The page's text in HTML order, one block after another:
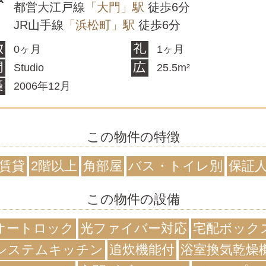
都営大江戸線 「大門」駅 徒歩6分
JR山手線 「浜松町」駅 徒歩6分
0ヶ月
1ヶ月
Studio
25.5m²
2006年12月
この物件の特徴
貸 2階以上 角部屋 バス・トイレ別 保証
この物件の設備
ートロック
光ファイバー対応 宅配ボック
ステムキッチン 追炊機能付 浴室換気乾燥